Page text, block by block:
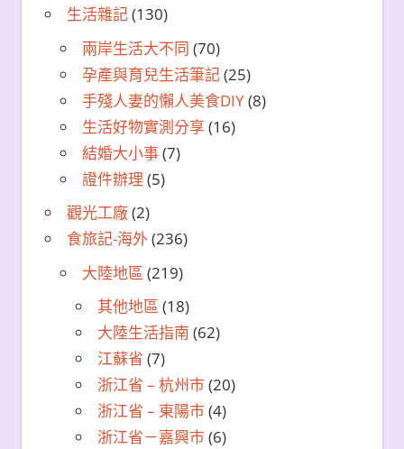
生活雜記(130)
兩岸生活大不同 (70)
孕產與育兒生活筆記(25)
手殘人妻的懶人美食DIY(8)
生活好物實測分享 (16)
結婚大小事(7)
證件辦理 (5)
觀光工廠(2)
食旅記-海外(236)
大陸地區 (219)
其他地區 (18)
大陸生活指南 (62)
江蘇省 (7)
浙江省 – 杭州市(20)
浙江省 – 東陽市(4)
浙江省－嘉興市(6)